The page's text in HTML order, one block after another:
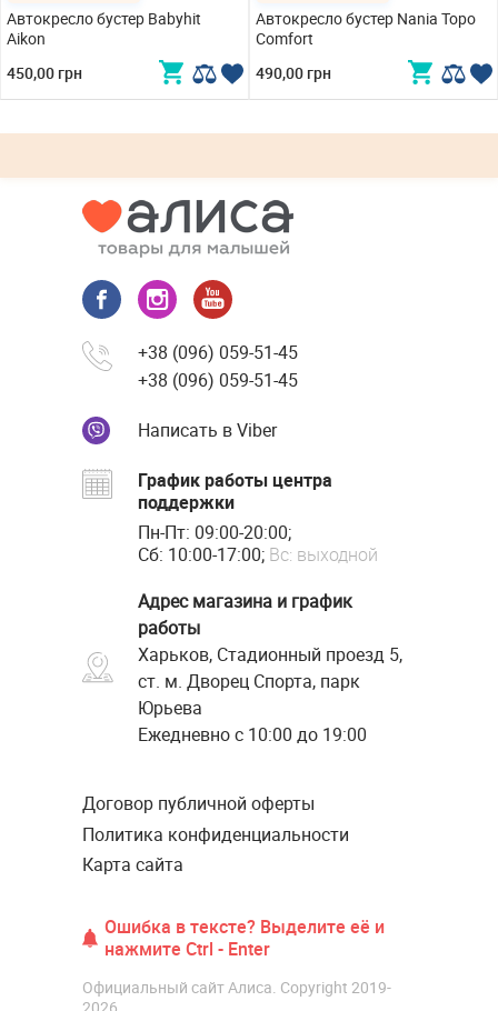
Автокресло бустер Babyhit
Aikon
450,00 грн
Автокресло бустер Nania Topo
Comfort
490,00 грн
+38 (096) 059-51-45
+38 (096) 059-51-45
Написать в Viber
График работы центра
поддержки
Пн-Пт: 09:00-20:00;
Сб: 10:00-17:00; Вс: выходной
Адрес магазина и график
работы
Харьков, Стадионный проезд 5,
ст. м. Дворец Спорта, парк
Юрьева
Ежедневно с 10:00 до 19:00
Договор публичной оферты
Политика конфиденциальности
Карта сайта
Ошибка в тексте? Выделите её и
нажмите Ctrl - Enter
Официальный сайт Алиса. Copyright 2019-